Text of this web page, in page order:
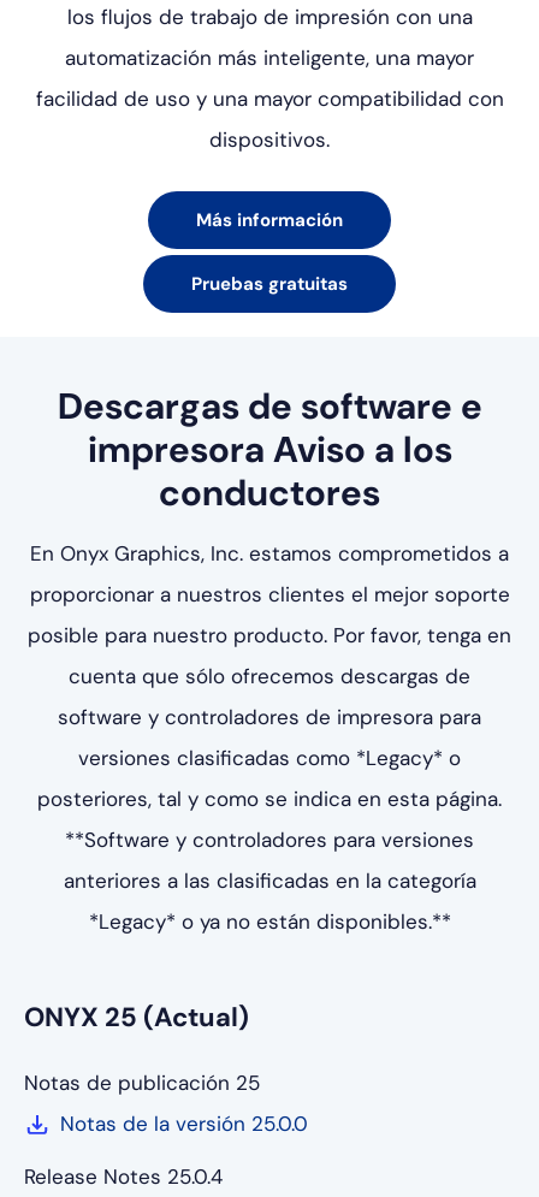
los flujos de trabajo de impresión con una
automatización más inteligente, una mayor
facilidad de uso y una mayor compatibilidad con
dispositivos.
Más información
Pruebas gratuitas
Descargas de software e
impresora Aviso a los
conductores
En Onyx Graphics, Inc. estamos comprometidos a
proporcionar a nuestros clientes el mejor soporte
posible para nuestro producto. Por favor, tenga en
cuenta que sólo ofrecemos descargas de
software y controladores de impresora para
versiones clasificadas como *Legacy* o
posteriores, tal y como se indica en esta página.
**Software y controladores para versiones
anteriores a las clasificadas en la categoría
*Legacy* o ya no están disponibles.**
ONYX 25 (Actual)
Notas de publicación 25
Notas de la versión 25.0.0
Release Notes 25.0.4